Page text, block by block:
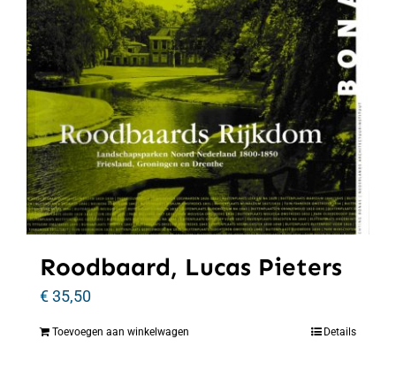
Roodbaard, Lucas Pieters
€35,50
Toevoegen aan winkelwagen Details